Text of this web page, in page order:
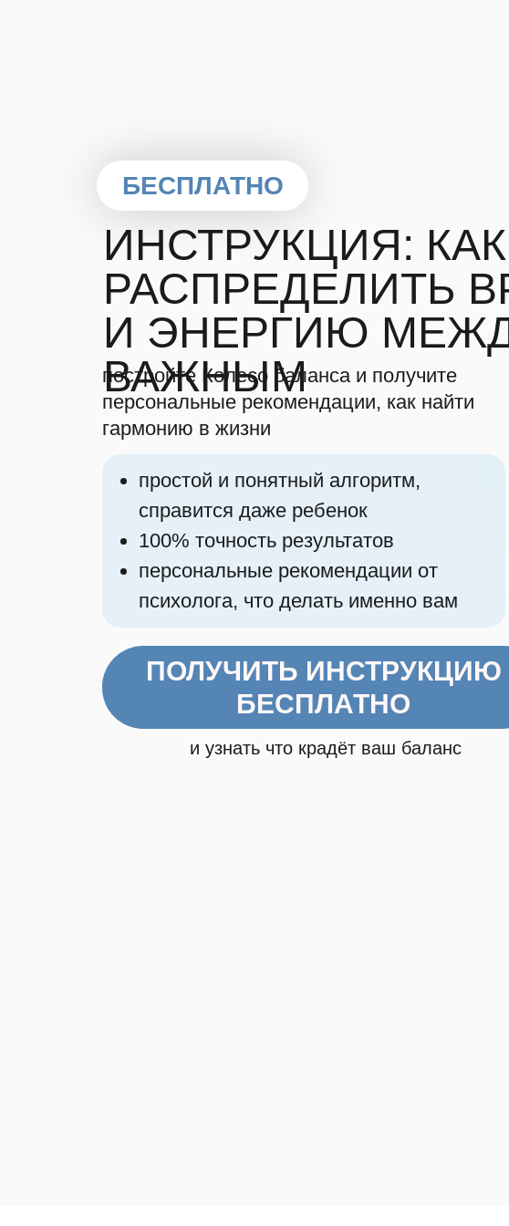
ПОЛУЧИТЬ ИНСТРУКЦИЮ
БЕСПЛАТНО
ИНСТРУКЦИЯ: КАК
РАСПРЕДЕЛИТЬ
И ЭНЕРГИЮ
ВАЖНЫМ
БЕСПЛАТНО
простой и понятный алгоритм,
справится даже ребенок
100% точность результатов
персональные рекомендации от
психолога, что делать именно вам
постройте Колесо баланса и получите
персональные рекомендации, как найти
гармонию в жизни
и узнать что крадёт ваш баланс